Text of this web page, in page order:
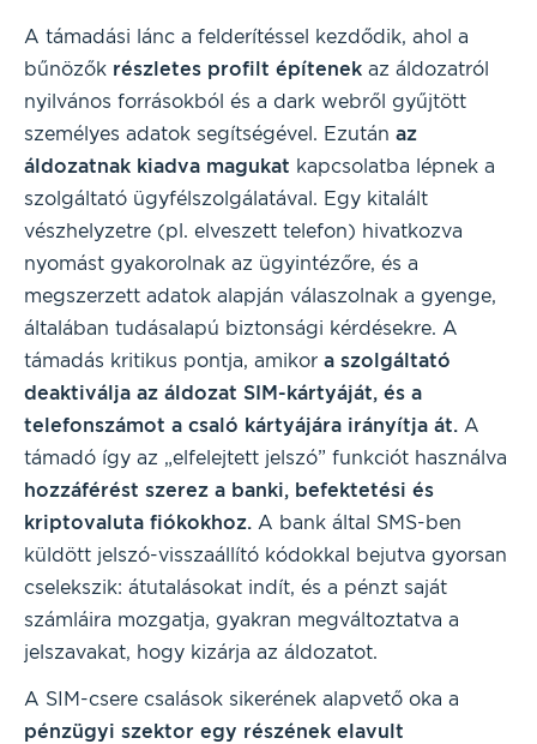
A támadási lánc a felderítéssel kezdődik, ahol a
bűnözők részletes profilt építenek az áldozatról
nyilvános forrásokból és a dark webről gyűjtött
személyes adatok segítségével. Ezután az
áldozatnak kiadva magukat kapcsolatba lépnek a
szolgáltató ügyfélszolgálatával. Egy kitalált
vészhelyzetre (pl. elveszett telefon) hivatkozva
nyomást gyakorolnak az ügyintézőre, és a
megszerzett adatok alapján válaszolnak a gyenge,
általában tudásalapú biztonsági kérdésekre. A
támadás kritikus pontja, amikor a szolgáltató
deaktiválja az áldozat SIM-kártyáját, és a
telefonszámot a csaló kártyájára irányítja át. A
támadó így az „elfelejtett jelszó” funkciót használva
hozzáférést szerez a banki, befektetési és
kriptovaluta fiókokhoz. A bank által SMS-ben
küldött jelszó-visszaállító kódokkal bejutva gyorsan
cselekszik: átutalásokat indít, és a pénzt saját
számláira mozgatja, gyakran megváltoztatva a
jelszavakat, hogy kizárja az áldozatot.
A SIM-csere csalások sikerének alapvető oka a
pénzügyi szektor egy részének elavult